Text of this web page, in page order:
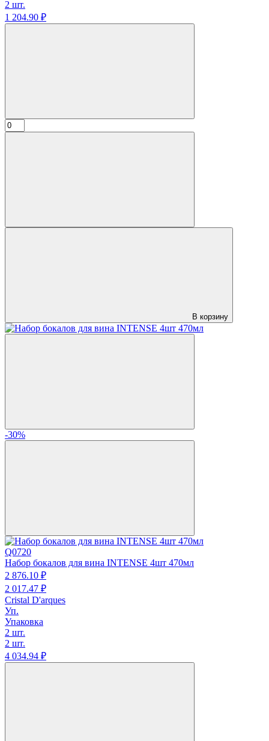
2 шт.
1 204.90 ₽
В корзину
-30%
Q0720
Набор бокалов для вина INTENSE 4шт 470мл
2 876.10 ₽
2 017.47 ₽
Cristal D'arques
Уп.
Упаковка
2 шт.
2 шт.
4 034.94 ₽